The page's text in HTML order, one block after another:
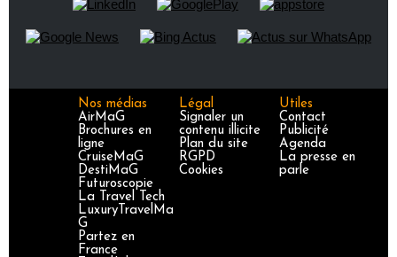
Nos médias
AirMaG
Brochures en
ligne
CruiseMaG
DestiMaG
Futuroscopie
La Travel Tech
LuxuryTravelMa
G
Partez en
France
Légal
Signaler un
contenu illicite
Plan du site
RGPD
Cookies
Utiles
Contact
Publicité
Agenda
La presse en
parle